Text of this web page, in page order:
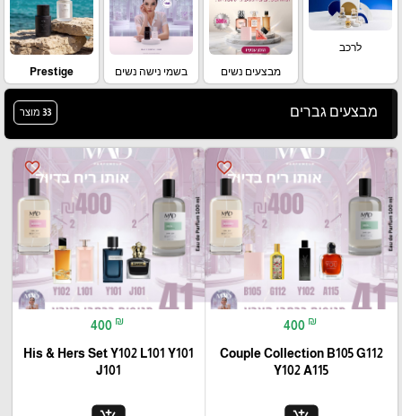
לרכב
מבצעים נשים
בשמי נישה נשים Prestige
מבצעים גברים 33 מוצר
favorite_border
400 ₪
Couple Collection B105 G112
Y102 A115
favorite_border
400 ₪
His & Hers Set Y102 L101 Y101
J101